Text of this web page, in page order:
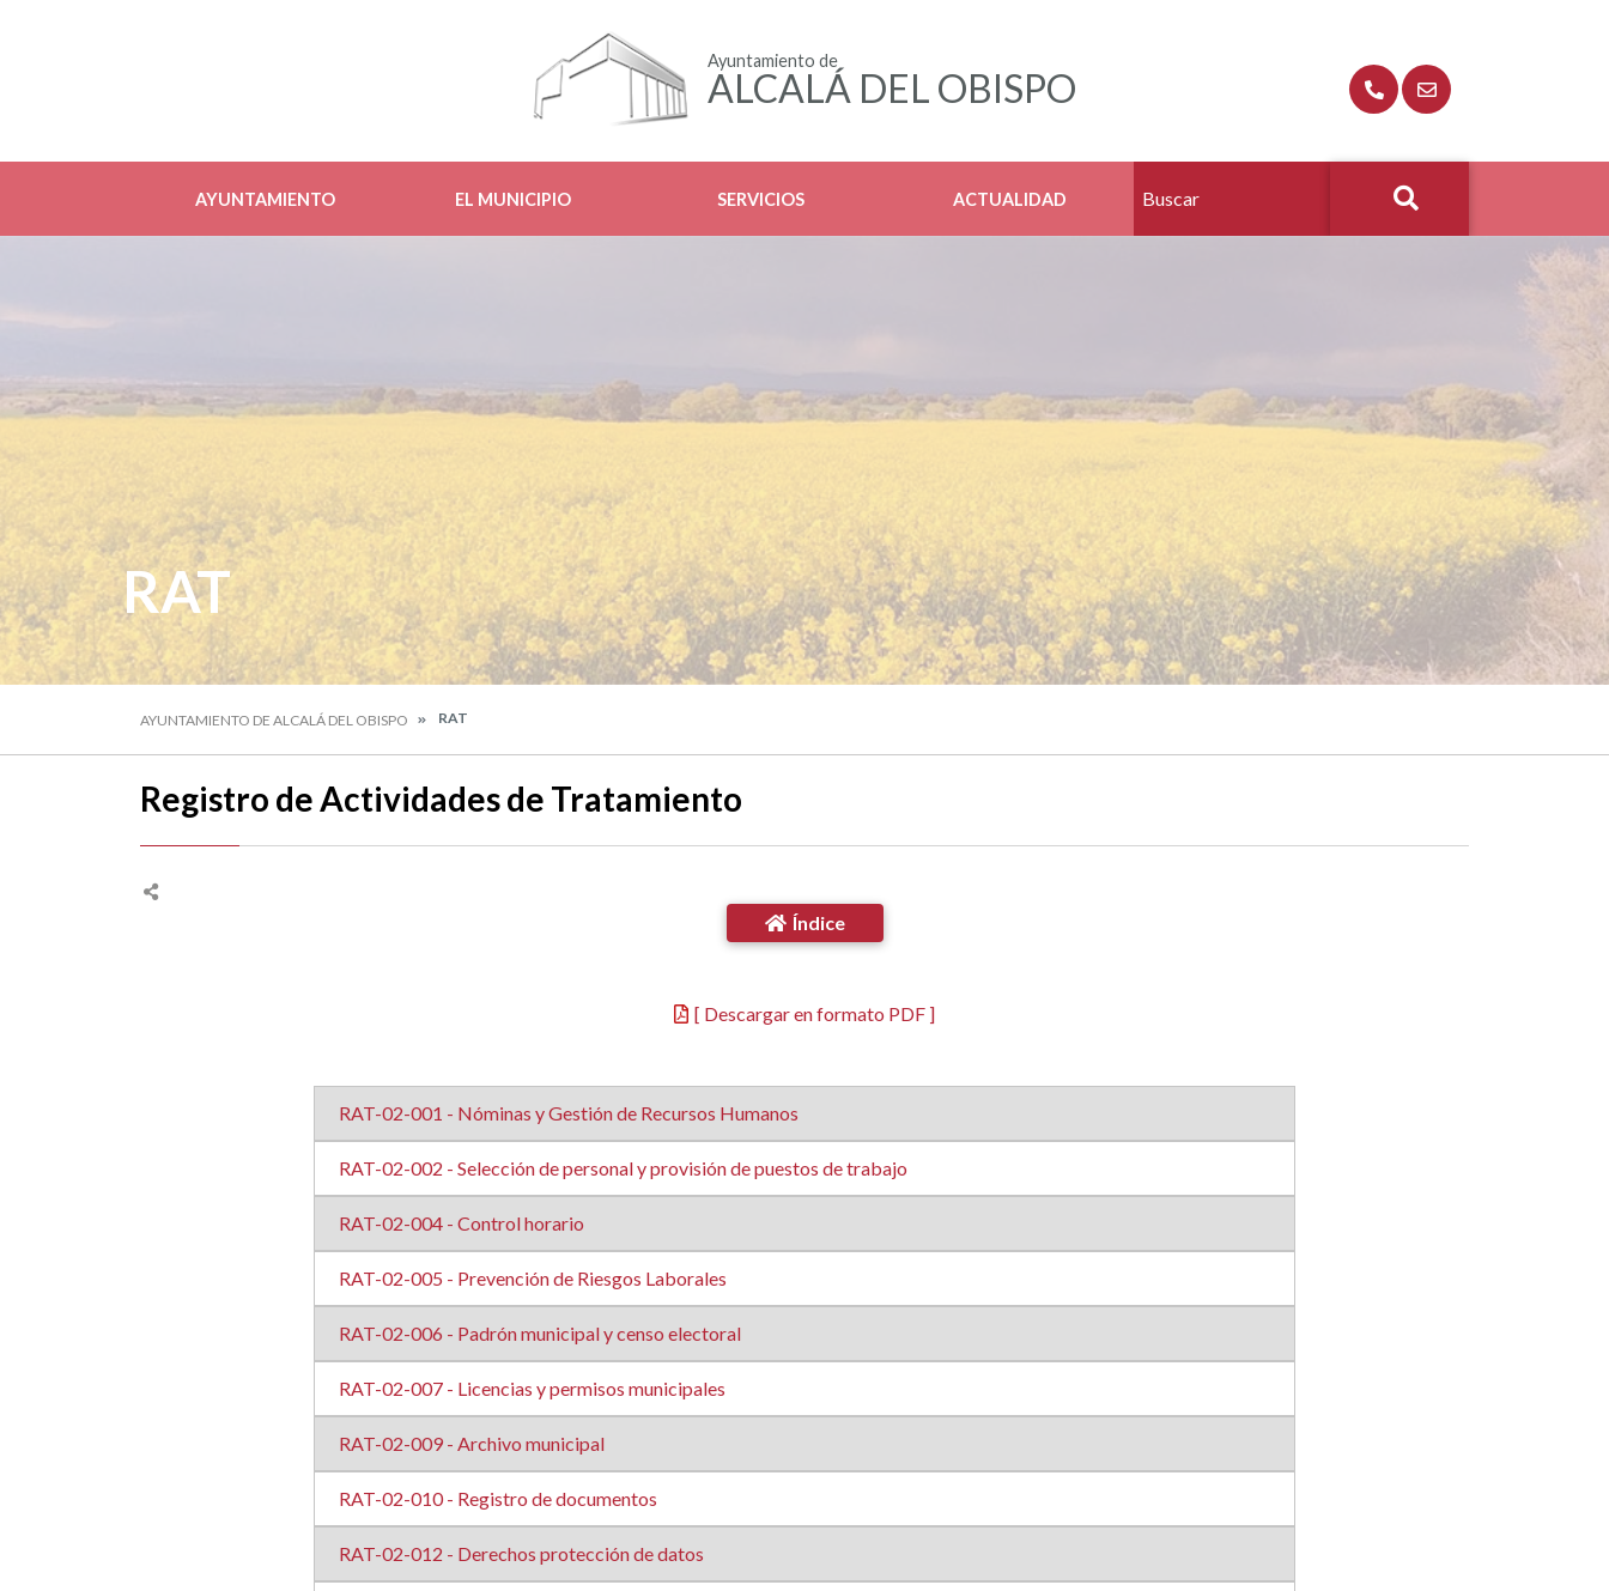
Ayuntamiento de
ALCALÁ DEL OBISPO
AYUNTAMIENTO EL MUNICIPIO SERVICIOS ACTUALIDAD
Buscar
RAT
AYUNTAMIENTO DE ALCALÁ DEL OBISPO RAT
Registro de Actividades de Tratamiento
Índice
[ Descargar en formato PDF ]
RAT-02-001 - Nóminas y Gestión de Recursos Humanos
RAT-02-002 - Selección de personal y provisión de puestos de trabajo
RAT-02-004 - Control horario
RAT-02-005 - Prevención de Riesgos Laborales
RAT-02-006 - Padrón municipal y censo electoral
RAT-02-007 - Licencias y permisos municipales
RAT-02-009 - Archivo municipal
RAT-02-010 - Registro de documentos
RAT-02-012 - Derechos protección de datos